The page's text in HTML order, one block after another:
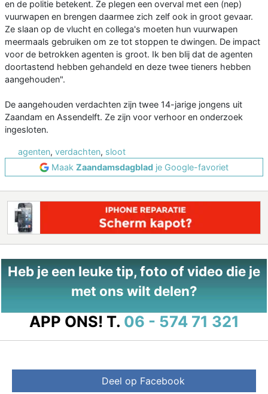
en de politie betekent. Ze plegen een overval met een (nep)
vuurwapen en brengen daarmee zich zelf ook in groot gevaar.
Ze slaan op de vlucht en collega's moeten hun vuurwapen
meermaals gebruiken om ze tot stoppen te dwingen. De impact
voor de betrokken agenten is groot. Ik ben blij dat de agenten
doortastend hebben gehandeld en deze twee tieners hebben
aangehouden".
De aangehouden verdachten zijn twee 14-jarige jongens uit
Zaandam en Assendelft. Ze zijn voor verhoor en onderzoek
ingesloten.
agenten, verdachten, sloot
Maak Zaandamsdagblad je Google-favoriet
Heb je een leuke tip, foto of video die je
met ons wilt delen?
APP ONS! T. 06 - 574 71 321
Deel op Facebook